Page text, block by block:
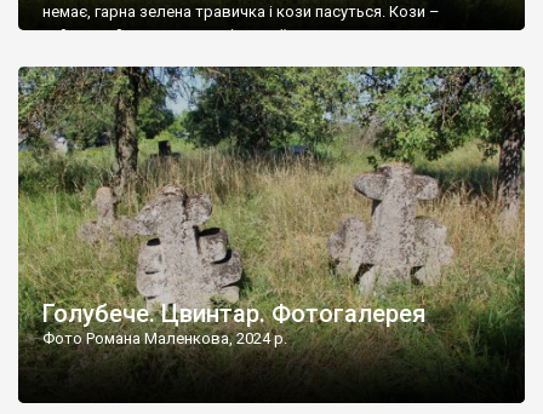
немає, гарна зелена травичка і кози пасуться. Кози –
найкращий регулятор шкідливої, для старих кладовищ,
бруньками, кози ті бруньки обгризають, бо то улюблений
делікатес. На цвинтарі у Голубечому ціла колекція
різноманітних форм хрестів. Село відносно невелике, […]
Голубече. Цвинтар. Фотогалерея
Фото Романа Маленкова, 2024 р.